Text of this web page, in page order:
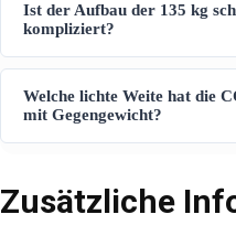
Ist der Aufbau der 135 kg
kompliziert?
Welche lichte Weite hat die
mit Gegengewicht?
Zusätzliche